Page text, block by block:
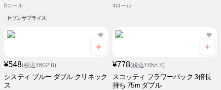
8ロール
セブンザプライス
4ロール
¥548(税込¥602.8)
システィ ブルー ダブル クリネック
ス
¥778(税込¥855.8)
スコッティ フラワーパック 3倍長
持ち 75m ダブル